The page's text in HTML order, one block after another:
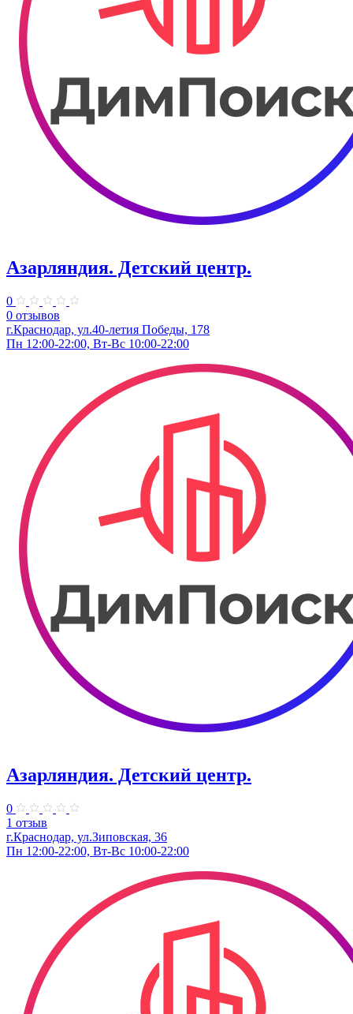
Азарляндия. ​Детский центр.
0
0 отзывов
г.Краснодар, ул.40-летия Победы, 178
Пн 12:00-22:00, Вт-Вс 10:00-22:00
Азарляндия. ​Детский центр.
0
1 отзыв
г.Краснодар, ул.Зиповская, 36
Пн 12:00-22:00, Вт-Вс 10:00-22:00